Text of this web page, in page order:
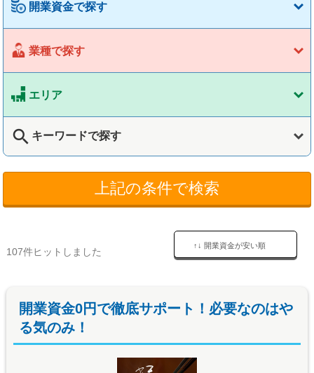
開業資金で探す
業種で探す
エリア
search キーワードで探す
上記の条件で検索
107件ヒットしました
↑↓ 開業資金が安い順
開業資金0円で徹底サポート！必要なのはや
る気のみ！